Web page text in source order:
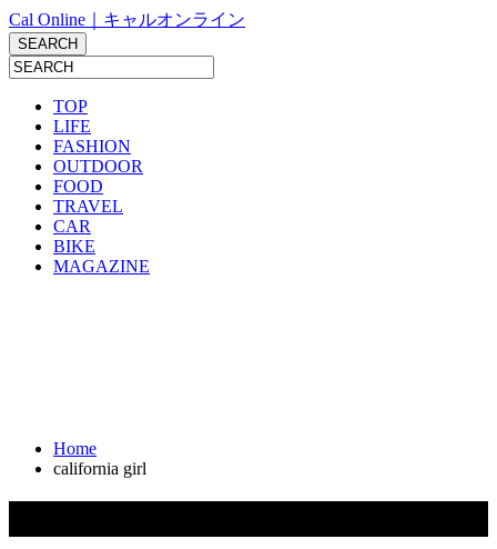
Cal Online｜キャルオンライン
TOP
LIFE
FASHION
OUTDOOR
FOOD
TRAVEL
CAR
BIKE
MAGAZINE
Home
california girl